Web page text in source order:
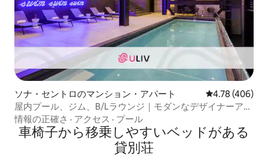
ソナ・セントロのマンション・アパート レビュー406
4.78 (406)
屋内プール、ジム、B/Lラウンジ｜モダンなデザイナーアパ
ート
情報の正確さ · アクセス · プール
車椅子から移乗しやすいベッドがある
貸別荘